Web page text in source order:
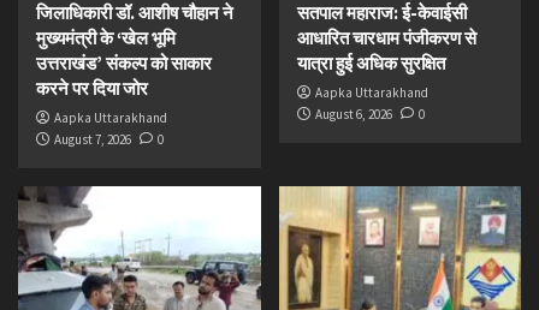
जिलाधिकारी डॉ. आशीष चौहान ने
मुख्यमंत्री के ‘खेल भूमि
उत्तराखंड’ संकल्प को साकार
करने पर दिया जोर
Aapka Uttarakhand
August 7, 2026
0
सतपाल महाराज: ई-केवाईसी
आधारित चारधाम पंजीकरण से
यात्रा हुई अधिक सुरक्षित
Aapka Uttarakhand
August 6, 2026
0